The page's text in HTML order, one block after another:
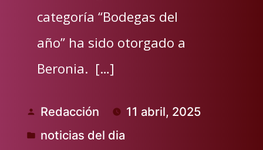
categoría “Bodegas del
año” ha sido otorgado a
Beronia. […]
Publicado
por
Redacción 11 abril, 2025
Publicado
noticias del dia